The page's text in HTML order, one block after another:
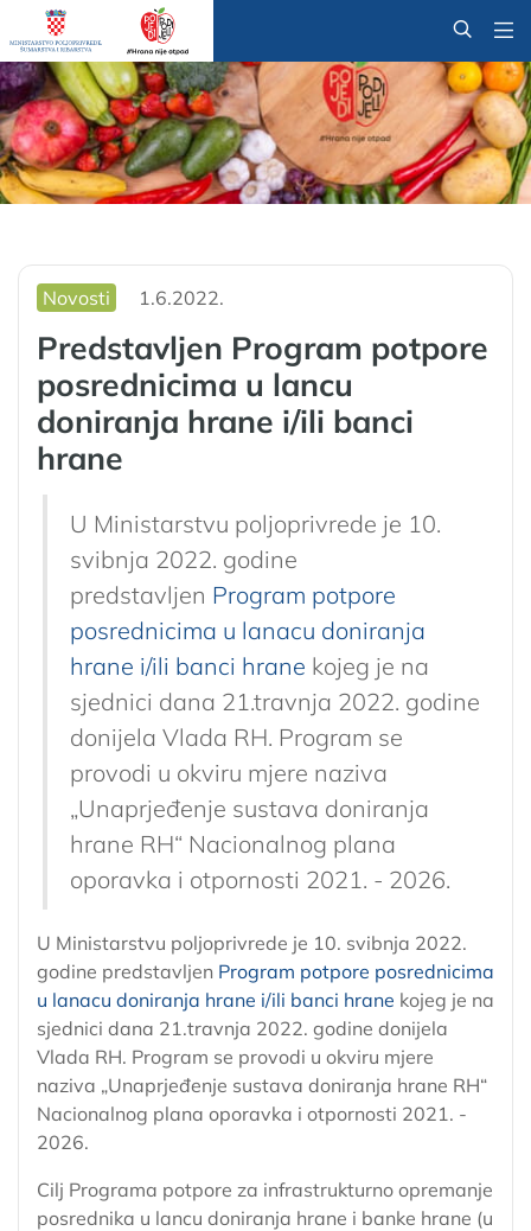
@
Novosti 1.6.2022.
Predstavljen Program potpore
posrednicima u lancu
doniranja hrane i/ili banci
hrane
U Ministarstvu poljoprivrede je 10.
svibnja 2022. godine
predstavljen Program potpore
posrednicima u lanacu doniranja
hrane i/ili banci hrane kojeg je na
sjednici dana 21.travnja 2022. godine
donijela Vlada RH. Program se
provodi u okviru mjere naziva
„Unaprjeđenje sustava doniranja
hrane RH“ Nacionalnog plana
oporavka i otpornosti 2021. - 2026.
U Ministarstvu poljoprivrede je 10. svibnja 2022.
godine predstavljen Program potpore posrednicima
u lanacu doniranja hrane i/ili banci hrane kojeg je na
sjednici dana 21.travnja 2022. godine donijela
Vlada RH. Program se provodi u okviru mjere
naziva „Unaprjeđenje sustava doniranja hrane RH“
Nacionalnog plana oporavka i otpornosti 2021. -
2026.
Cilj Programa potpore za infrastrukturno opremanje
posrednika u lancu doniranja hrane i banke hrane (u